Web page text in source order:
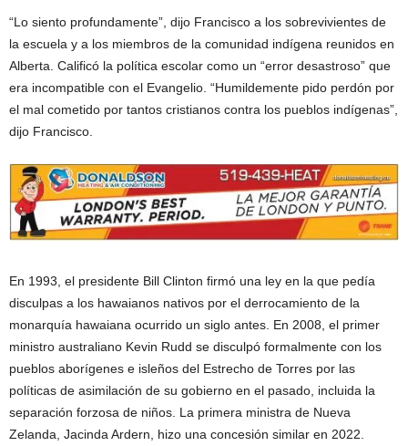
“Lo siento profundamente”, dijo Francisco a los sobrevivientes de
la escuela y a los miembros de la comunidad indígena reunidos en
Alberta. Calificó la política escolar como un “error desastroso” que
era incompatible con el Evangelio. “Humildemente pido perdón por
el mal cometido por tantos cristianos contra los pueblos indígenas”,
dijo Francisco.
En 1993, el presidente Bill Clinton firmó una ley en la que pedía
disculpas a los hawaianos nativos por el derrocamiento de la
monarquía hawaiana ocurrido un siglo antes. En 2008, el primer
ministro australiano Kevin Rudd se disculpó formalmente con los
pueblos aborígenes e isleños del Estrecho de Torres por las
políticas de asimilación de su gobierno en el pasado, incluida la
separación forzosa de niños. La primera ministra de Nueva
Zelanda, Jacinda Ardern, hizo una concesión similar en 2022.